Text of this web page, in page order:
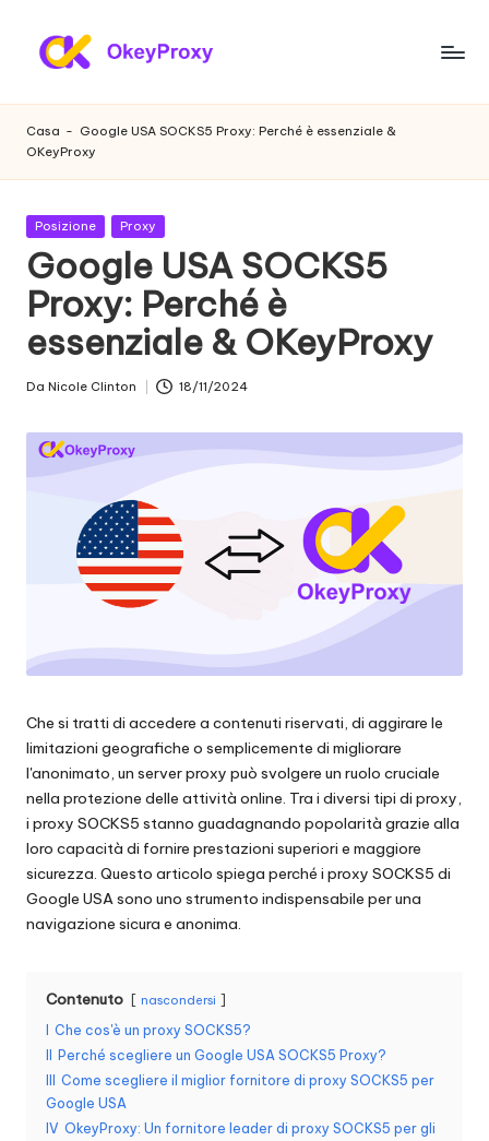
P
r
o
x
y
r
e
si
d
e
e
r
o
g
ni
e
si
g
a
proxy
su
prove
gratuite
di
proxy
web,
sulle
dei
Casa - Google USA SOCKS5 Proxy: Perché è essenziale &
OKeyProxy
Pubblicato
Posizione Proxy
Google USA SOCKS5
Proxy: Perché è
essenziale & OKeyProxy
Da Nicole Clinton 18/11/2024
Che si tratti di accedere a contenuti riservati, di aggirare le
limitazioni geografiche o semplicemente di migliorare
l'anonimato, un server proxy può svolgere un ruolo cruciale
nella protezione delle attività online. Tra i diversi tipi di proxy,
i proxy SOCKS5 stanno guadagnando popolarità grazie alla
loro capacità di fornire prestazioni superiori e maggiore
sicurezza. Questo articolo spiega perché i proxy SOCKS5 di
Google USA sono uno strumento indispensabile per una
navigazione sicura e anonima.
Contenuto nascondersi
I Che cos'è un proxy SOCKS5?
II Perché scegliere un Google USA SOCKS5 Proxy?
III Come scegliere il miglior fornitore di proxy SOCKS5 per
Google USA
IV OkeyProxy: Un fornitore leader di proxy SOCKS5 per gli